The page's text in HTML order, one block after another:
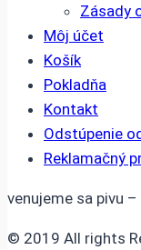
Zásady
Môj účet
Košík
Pokladňa
Kontakt
Odstúpenie
Reklamačný
venujeme sa pivu
© 2019 All rights